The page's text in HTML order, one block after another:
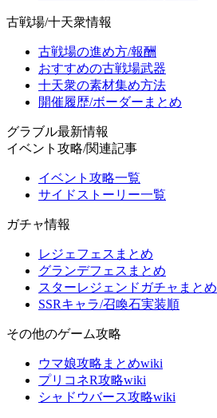
古戦場/十天衆情報
古戦場の進め方/報酬
おすすめの古戦場武器
十天衆の素材集め方法
開催履歴/ボーダーまとめ
グラブル最新情報
イベント攻略/関連記事
イベント攻略一覧
サイドストーリー一覧
ガチャ情報
レジェフェスまとめ
グランデフェスまとめ
スターレジェンドガチャまとめ
SSRキャラ/召喚石実装順
その他のゲーム攻略
ウマ娘攻略まとめwiki
プリコネR攻略wiki
シャドウバース攻略wiki